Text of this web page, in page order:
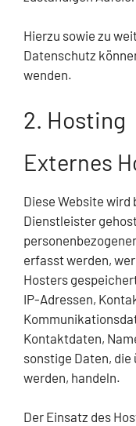
Hierzu sowie zu
Datenschutz
wenden.
2. Hosting
Externes
Diese Website wird
Dienstleister
erfasst werden,
Hosters
IP-Adressen,
Kontaktdaten,
sonstige Daten,
werden, handeln.
Der Einsatz des